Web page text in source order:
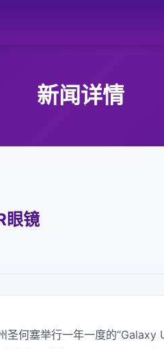
新闻详情
眼镜
圣何塞举行一年一度的